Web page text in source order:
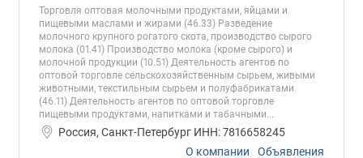
Торговля оптовая молочными продуктами, яйцами и
пищевыми маслами и жирами (46.33) Разведение
молочного крупного рогатого скота, производство сырого
молока (01.41) Производство молока (кроме сырого) и
молочной продукции (10.51) Деятельность агентов по
оптовой торговле сельскохозяйственным сырьем, живыми
животными, текстильным сырьем и полуфабрикатами
(46.11) Деятельность агентов по оптовой торговле
пищевыми продуктами, напитками и табачными...
Россия, Санкт-Петербург ИНН: 7816658245
О компании
Объявления